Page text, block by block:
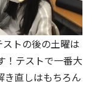
トの後の土曜は
！テストで一番大
き直しはもちろん